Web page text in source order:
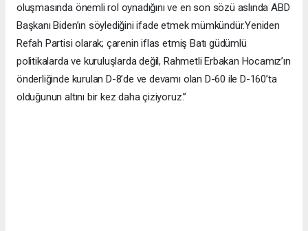
oluşmasında önemli rol oynadığını ve en son sözü aslında ABD
Başkanı Biden’ın söylediğini ifade etmek mümkündür.Yeniden
Refah Partisi olarak; çarenin iflas etmiş Batı güdümlü
politikalarda ve kuruluşlarda değil, Rahmetli Erbakan Hocamız’ın
önderliğinde kurulan D-8’de ve devamı olan D-60 ile D-160’ta
olduğunun altını bir kez daha çiziyoruz.”